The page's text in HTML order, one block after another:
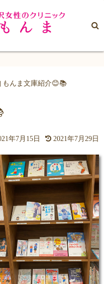
もんま文庫紹介😊📚
年7月15日 2021年7月29日